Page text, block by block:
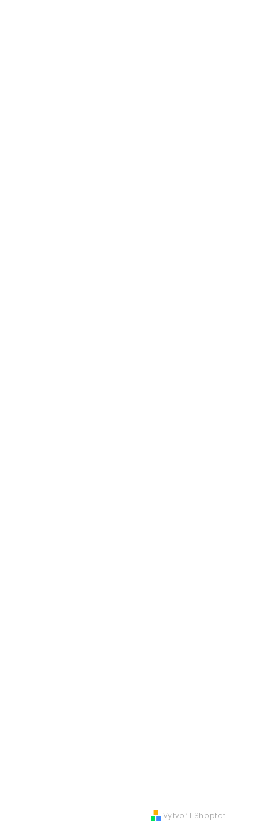
Vytvořil Shoptet